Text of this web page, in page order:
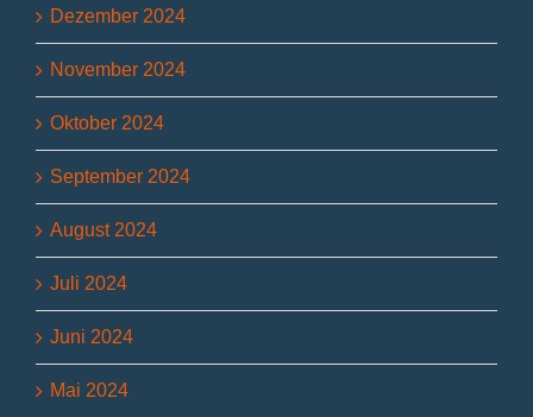
Dezember 2024
November 2024
Oktober 2024
September 2024
August 2024
Juli 2024
Juni 2024
Mai 2024